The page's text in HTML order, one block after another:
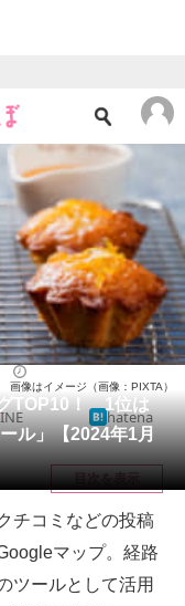
TOP10！ 1位は
ル」【2024年1月
画像はイメージ（画像：PIXTA）
hatena
目次を表示
チコミなどの投稿
マップ。経路
ツールとして活用